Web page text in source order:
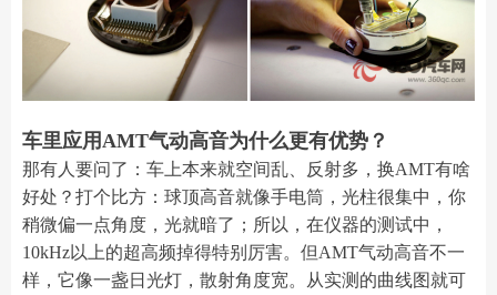
车里应用AMT气动高音为什么更有优势？
那有人要问了：车上本来就空间乱、反射多，换AMT有啥
好处？打个比方：球顶高音就像手电筒，光柱很集中，你
稍微偏一点角度，光就暗了；所以，在仪器的测试中，
10kHz以上的超高频掉得特别厉害。但AMT气动高音不一
样，它像一盏日光灯，散射角度宽。从实测的曲线图就可